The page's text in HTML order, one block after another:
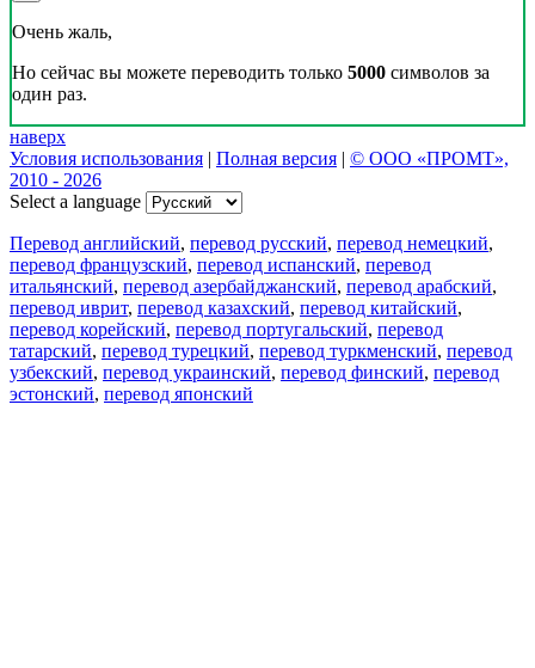
Очень жаль,
Но сейчас вы можете переводить только 5000 символов за
один раз.
наверх
Условия использования | Полная версия | © ООО «ПРОМТ»,
2010 - 2026
Select a language
Перевод английский, перевод русский, перевод немецкий,
перевод французский, перевод испанский, перевод
итальянский, перевод азербайджанский, перевод арабский,
перевод иврит, перевод казахский, перевод китайский,
перевод корейский, перевод португальский, перевод
татарский, перевод турецкий, перевод туркменский, перевод
узбекский, перевод украинский, перевод финский, перевод
эстонский, перевод японский